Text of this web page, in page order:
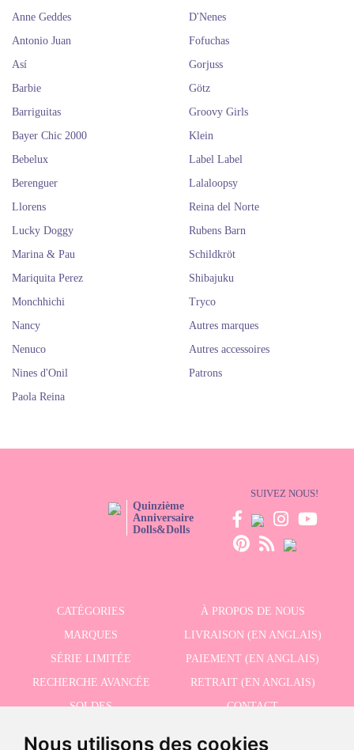
Nous utilisons des cookies
Anne Geddes
Antonio Juan
Así
Barbie
Barriguitas
Bayer Chic 2000
Bebelux
Berenguer
D'Nenes
Fofuchas
Gorjuss
Götz
Groovy Girls
Klein
Label Label
Lalaloopsy
Llorens
Lucky Doggy
Marina & Pau
Mariquita Perez
Monchhichi
Nancy
Nenuco
Nines d'Onil
Paola Reina
Reina del Norte
Rubens Barn
Schildkröt
Shibajuku
Tryco
Autres marques
Autres accessoires
Patrons
Quinzième
Anniversaire
Dolls&Dolls
SUIVEZ NOUS!
CATÉGORIES
À PROPOS DE NOUS
MARQUES
LIVRAISON (EN ANGLAIS)
SÉRIE LIMITÉE
PAIEMENT (EN ANGLAIS)
RECHERCHE AVANCÉE
RETRAIT (EN ANGLAIS)
SOLDES
CONTACT